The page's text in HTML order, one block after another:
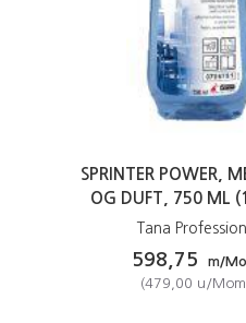
SPRINTER POWER,
OG DUFT, 750 ML
Tana
598,75
m/
(479,00 u/